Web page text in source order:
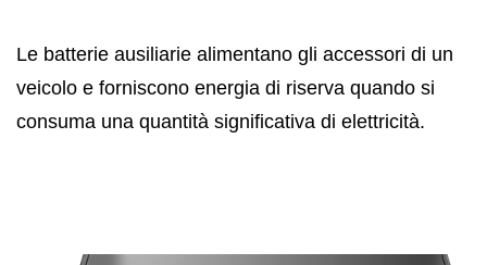
Le batterie ausiliarie alimentano gli accessori di un
veicolo e forniscono energia di riserva quando si
consuma una quantità significativa di elettricità.